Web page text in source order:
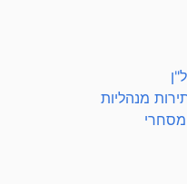
מנהליות
מסחרי